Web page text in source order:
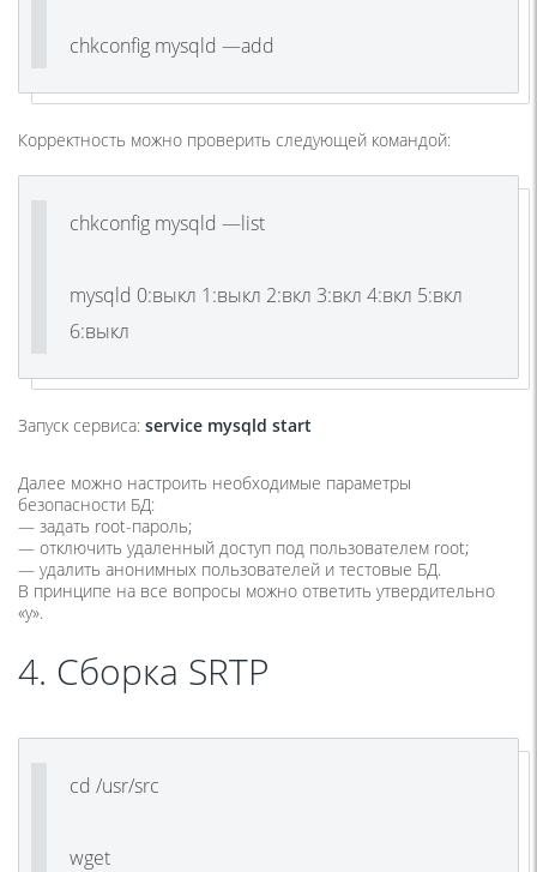
chkconfig mysqld —add
Корректность можно проверить следующей командой:
chkconfig mysqld —list
mysqld 0:выкл 1:выкл 2:вкл 3:вкл 4:вкл 5:вкл
6:выкл
Запуск сервиса: service mysqld start
Далее можно настроить необходимые параметры
безопасности БД:
— задать root-пароль;
— отключить удаленный доступ под пользователем root;
— удалить анонимных пользователей и тестовые БД.
В принципе на все вопросы можно ответить утвердительно
«y».
4. Сборка SRTP
cd /usr/src
wget